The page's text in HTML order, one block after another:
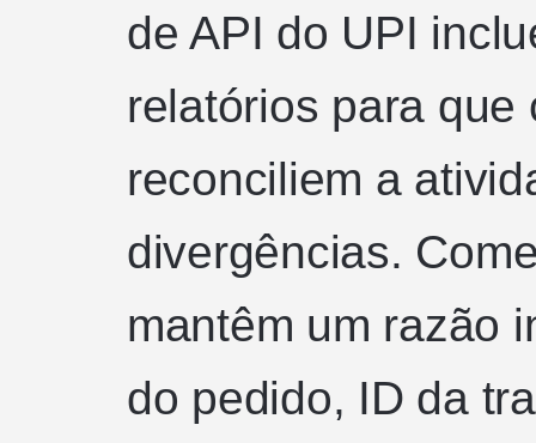
de API do UPI
relatórios para que
reconciliem a
divergências.
mantêm um razão
do pedido, ID da